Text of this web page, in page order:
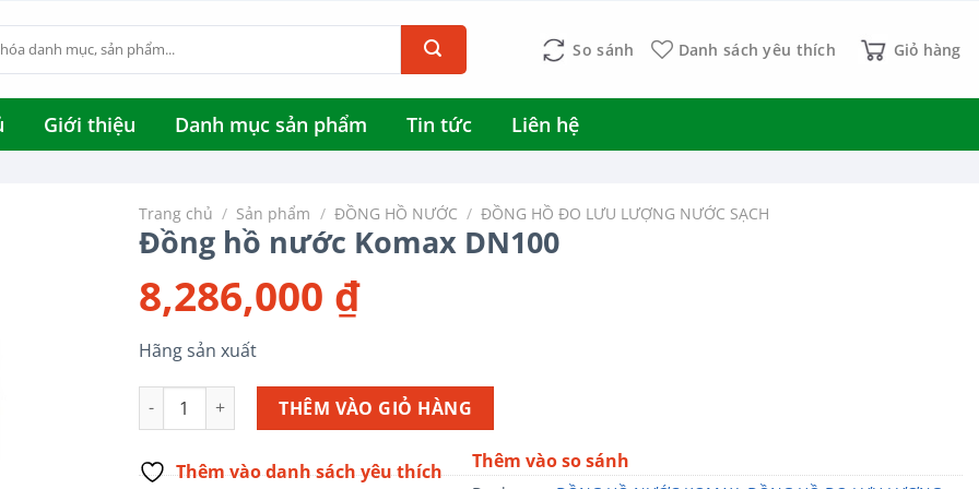
So sánh Danh sách yêu thích Giỏ hàng
Giới thiệu Danh mục sản phẩm Tin tức Liên hệ
Trang chủ / Sản phẩm / ĐỒNG HỒ NƯỚC / ĐỒNG HỒ ĐO LƯU LƯỢNG NƯỚC SẠCH
Đồng hồ nước Komax DN100
8,286,000 ₫
Hãng sản xuất
Đồng hồ nước Komax DN100 số lượng
THÊM VÀO GIỎ HÀNG
Thêm vào danh sách yêu thích Thêm vào so sánh